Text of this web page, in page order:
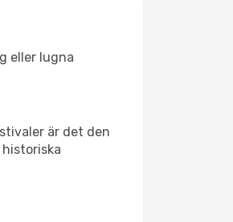
eller lugna
är det den